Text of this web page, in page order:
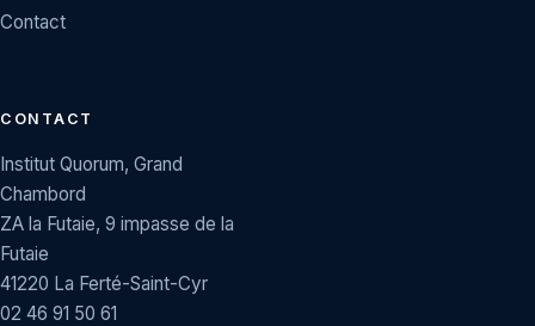
Contact
CONTACT
Institut Quorum, Grand
Chambord
ZA la Futaie, 9 impasse de la
Futaie
41220 La Ferté-Saint-Cyr
02 46 91 50 61